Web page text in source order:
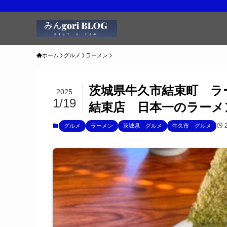
ホーム グルメ ラーメン
茨城県牛久市結束町 ラ
結束店 日本一のラー
2025
1/19
グルメ ラーメン 茨城県 グルメ 牛久市 グルメ